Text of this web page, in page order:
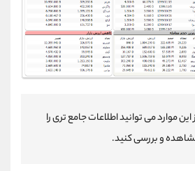
موارد می توانید اطلاعات جامع تری را
و بررسی کنید.